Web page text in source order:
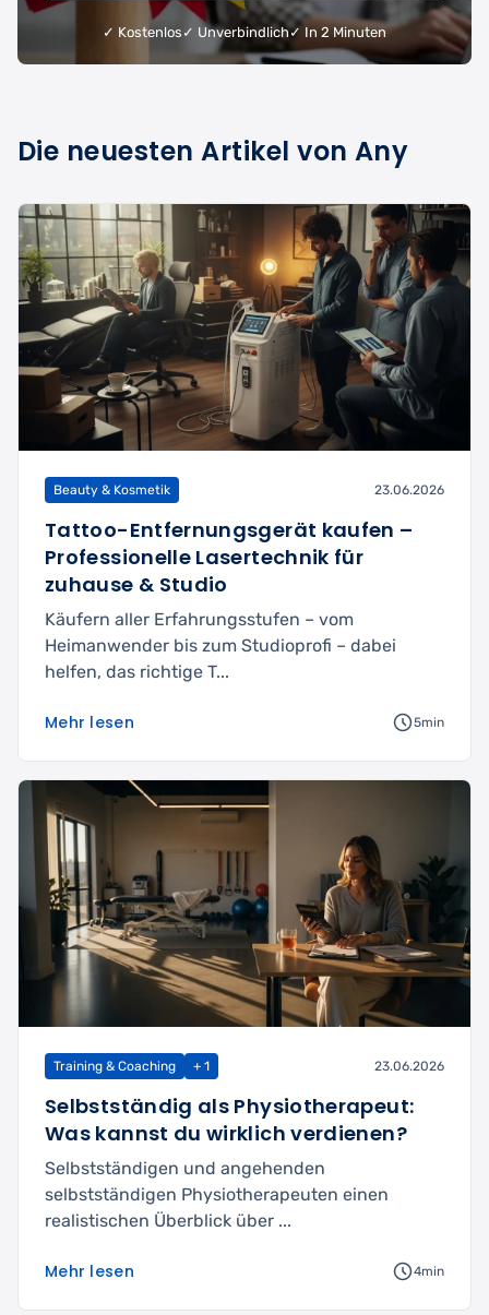
✓ Kostenlos ✓ Unverbindlich✓ In 2 Minuten
Die neuesten Artikel von Any
Beauty & Kosmetik 23.06.2026
Tattoo-Entfernungsgerät kaufen –
Professionelle Lasertechnik für
zuhause & Studio
Käufern aller Erfahrungsstufen – vom
Heimanwender bis zum Studioprofi – dabei
helfen, das richtige T...
Mehr lesen 5min
Training & Coaching + 1 23.06.2026
Selbstständig als Physiotherapeut:
Was kannst du wirklich verdienen?
Selbstständigen und angehenden
selbstständigen Physiotherapeuten einen
realistischen Überblick über ...
Mehr lesen 4min